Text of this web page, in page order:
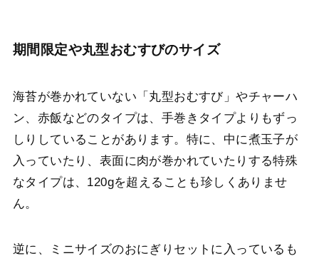
期間限定や丸型おむすびのサイズ
海苔が巻かれていない「丸型おむすび」やチャーハ
ン、赤飯などのタイプは、手巻きタイプよりもずっ
しりしていることがあります。特に、中に煮玉子が
入っていたり、表面に肉が巻かれていたりする特殊
なタイプは、120gを超えることも珍しくありませ
ん。
逆に、ミニサイズのおにぎりセットに入っているも